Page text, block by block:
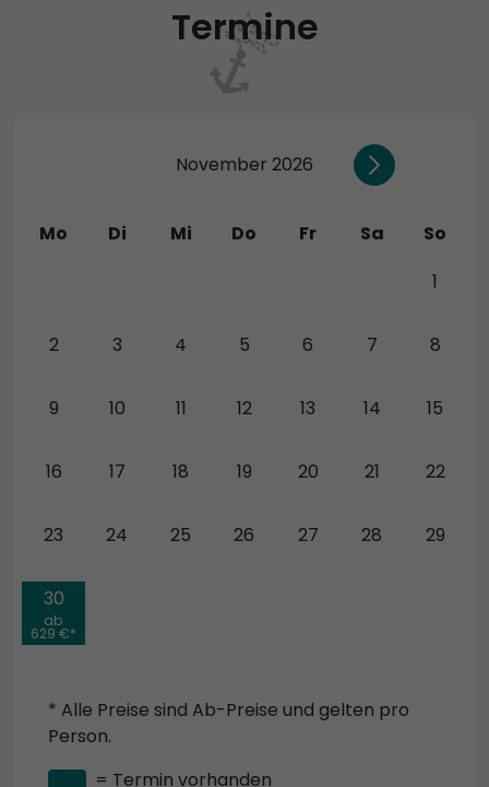
Termine
November 2026
Mo Di Mi Do Fr Sa
So
1
2 3 4 5 6 7 8
9 10 11 12 13 14 15
16 17 18 19 20 21 22
23 24 25 26 27 28 29
ab
629 €*
30
* Alle Preise sind Ab-Preise und gelten pro
Person.
= Termin vorhanden